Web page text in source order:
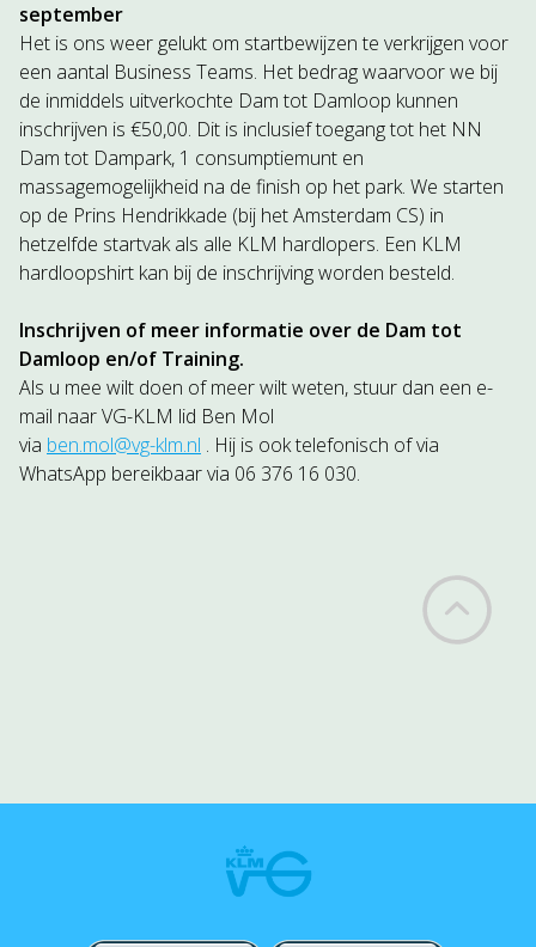
september
Het is ons weer gelukt om startbewijzen te verkrijgen voor
een aantal Business Teams. Het bedrag waarvoor we bij
de inmiddels uitverkochte Dam tot Damloop kunnen
inschrijven is €50,00. Dit is inclusief toegang tot het NN
Dam tot Dampark, 1 consumptiemunt en
massagemogelijkheid na de finish op het park. We starten
op de Prins Hendrikkade (bij het Amsterdam CS) in
hetzelfde startvak als alle KLM hardlopers. Een KLM
hardloopshirt kan bij de inschrijving worden besteld.
Inschrijven of meer informatie over de Dam tot
Damloop en/of Training.
Als u mee wilt doen of meer wilt weten, stuur dan een e-
mail naar VG-KLM lid Ben Mol
via ben.mol@vg-klm.nl . Hij is ook telefonisch of via
WhatsApp bereikbaar via 06 376 16 030.